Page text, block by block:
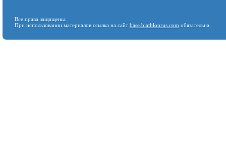
Все права защищены.
При использовании материалов ссылка на сайт base.biathlonrus.com обязательна.